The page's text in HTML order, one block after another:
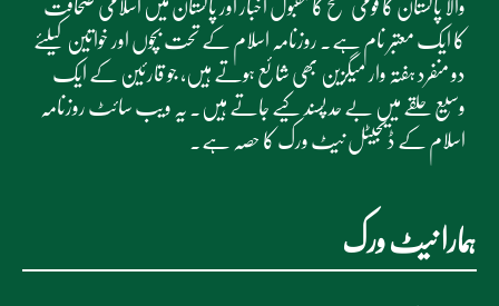
والا پاکستان کا قومی سطح کا مقبول اخبار اور پاکستان میں اسلامی صحافت
کا ایک معتبر نام ہے۔ روزنامہ اسلام کے تحت بچوں اور خواتین کیلئے
دو منفرد ہفتہ وار میگزین بھی شائع ہوتے ہیں، جو قارئین کے ایک
وسیع حلقے میں بے حد پسند کیے جاتے ہیں۔ یہ ویب سائٹ روزنامہ
اسلام کے ڈیجیٹل نیٹ ورک کا حصہ ہے۔
ہمارا نیٹ ورک